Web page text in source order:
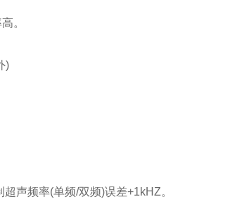
。
)
超声频率(单频/双频)误差+1kHZ。